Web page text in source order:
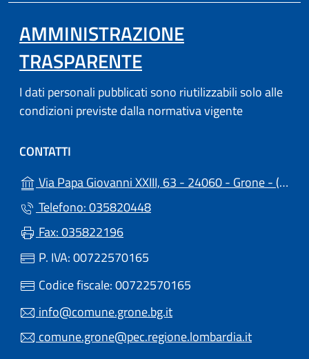
AMMINISTRAZIONE
TRASPARENTE
I dati personali pubblicati sono riutilizzabili solo alle
condizioni previste dalla normativa vigente
CONTATTI
Via Papa Giovanni XXIII, 63 - 24060 - Grone - (BG)
Telefono: 035820448
Fax: 035822196
P. IVA: 00722570165
Codice fiscale: 00722570165
info@comune.grone.bg.it
comune.grone@pec.regione.lombardia.it